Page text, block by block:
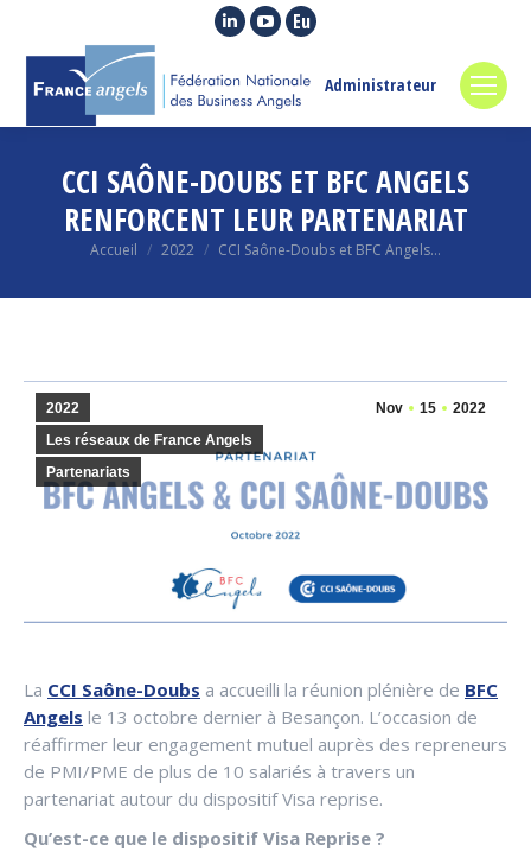
La
LinkedIn
s'ouvre
une
nouvelle
fenêtre
La
YouTube
s'ouvre
une
nouvelle
fenêtre
La
Euroquity
une
nouvelle
fenêtre
Administrateur
CCI SAÔNE-DOUBS ET BFC ANGELS
RENFORCENT LEUR PARTENARIAT
Vous êtes ici :
Accueil 2022 CCI Saône-Doubs et BFC Angels…
Nov 15 2022
2022
Les réseaux de France Angels
Partenariats
La CCI Saône-Doubs a accueilli la réunion plénière de BFC
Angels le 13 octobre dernier à Besançon. L’occasion de
réaffirmer leur engagement mutuel auprès des repreneurs
de PMI/PME de plus de 10 salariés à travers un
partenariat autour du dispositif Visa reprise.
Qu’est-ce que le dispositif Visa Reprise ?